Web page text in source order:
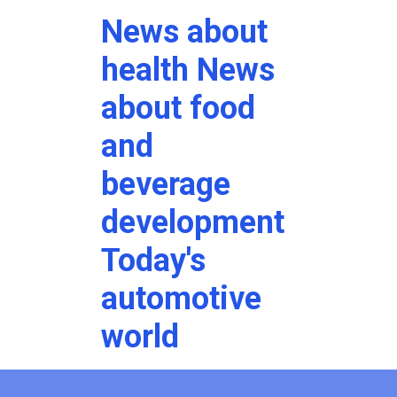
News about
health News
about food
and
beverage
development
Today's
automotive
world